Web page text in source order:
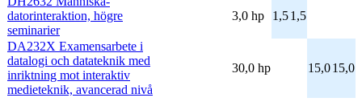
datorinteraktion, högre
seminarier
3,0 hp 1,51,5
DA232X Examensarbete i
datalogi och datateknik med
inriktning mot interaktiv
medieteknik, avancerad nivå
30,0 hp 15,015,0